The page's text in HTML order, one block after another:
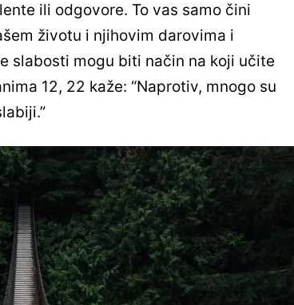
ili odgovore. To vas samo čini
životu i njihovim darovima i
slabosti mogu biti način na koji učite
12, 22 kaže: “Naprotiv, mnogo su